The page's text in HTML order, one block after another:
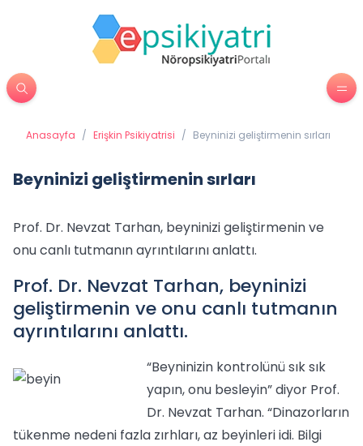
Anasayfa / Erişkin Psikiyatrisi / Beyninizi geliştirmenin sırları
Beyninizi geliştirmenin sırları
Prof. Dr. Nevzat Tarhan, beyninizi geliştirmenin ve
onu canlı tutmanın ayrıntılarını anlattı.
Prof. Dr. Nevzat Tarhan, beyninizi
geliştirmenin ve onu canlı tutmanın
ayrıntılarını anlattı.
“Beyninizin kontrolünü sık sık
yapın, onu besleyin” diyor Prof.
Dr. Nevzat Tarhan. “Dinazorların
tükenme nedeni fazla zırhları, az beyinleri idi. Bilgi